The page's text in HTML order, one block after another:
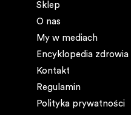
Sklep
O nas
My w mediach
Encyklopedia zdrowia
Kontakt
Regulamin
Polityka prywatności